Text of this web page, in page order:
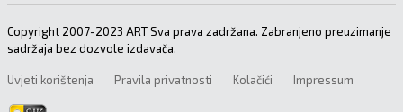
Copyright 2007-2023 ART Sva prava zadržana. Zabranjeno preuzimanje
sadržaja bez dozvole izdavača.
Uvjeti korištenja Pravila privatnosti Kolačići Impressum